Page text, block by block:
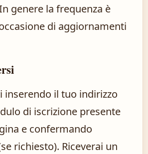
genere la frequenza è
di aggiornamenti
inserendo il tuo indirizzo
di iscrizione presente
e confermando
richiesto). Riceverai un